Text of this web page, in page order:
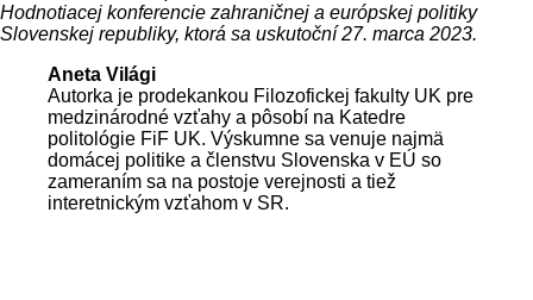
Hodnotiacej konferencie zahraničnej a európskej politiky
Slovenskej republiky, ktorá sa uskutoční 27. marca 2023.
Aneta Világi
Autorka je prodekankou Filozofickej fakulty UK pre
medzinárodné vzťahy a pôsobí na Katedre
politológie FiF UK. Výskumne sa venuje najmä
domácej politike a členstvu Slovenska v EÚ so
zameraním sa na postoje verejnosti a tiež
interetnickým vzťahom v SR.